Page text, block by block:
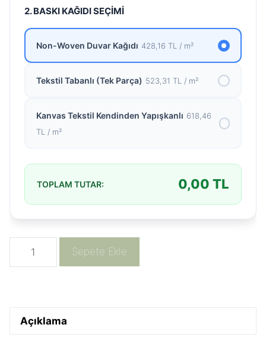
2. BASKI KAĞIDI SEÇİMİ
Non-Woven Duvar Kağıdı 428,16 TL / m²
Tekstil Tabanlı (Tek Parça) 523,31 TL / m²
Kanvas Tekstil Kendinden Yapışkanlı 618,46
TL / m²
TOPLAM TUTAR: 0,00 TL
Kağıdı
Sepete Ekle
Açıklama